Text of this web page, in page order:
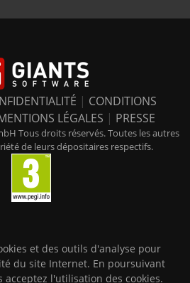
| CONDITIONS
LÉGALES | PRESSE
Tous droits réservés. Toutes les autres
de leurs dépositaires respectifs.
et des outils d'analyse pour
du site Internet. En poursuivant
acceptez l'utilisation des cookies.